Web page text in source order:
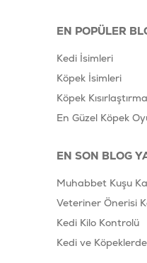
EN POPÜLER
Kedi İsimleri
Köpek İsimleri
Köpek
En Güzel Köpek
EN SON BLOG
Muhabbet Kuşu
Veteriner Önerisi
Kedi Kilo Kontrolü
Kedi ve